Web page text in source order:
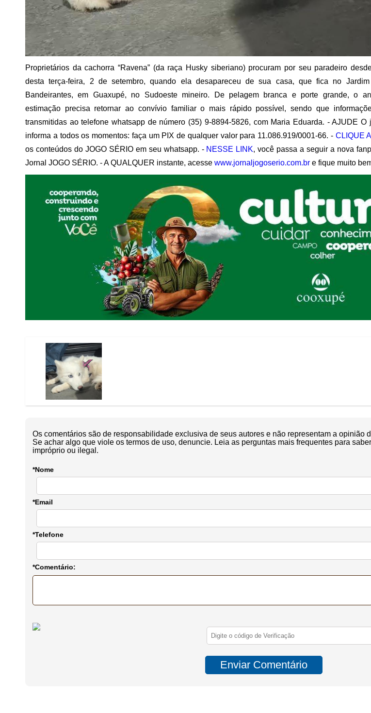
Proprietários da cachorra “Ravena” (da raça Husky siberiano) procuram por seu paradeiro
desta terça-feira, 2 de setembro, quando ela desapareceu de sua casa, que fica no
Bandeirantes, em Guaxupé, no Sudoeste mineiro. De pelagem branca e porte grande, o
estimação precisa retornar ao convívio familiar o mais rápido possível, sendo que
transmitidas ao telefone whatsapp de número (35) 9-8894-5826, com Maria Eduarda. - AJUDE O
informa a todos os momentos: faça um PIX de qualquer valor para 11.086.919/0001-66. - CLIQUE
os conteúdos do JOGO SÉRIO em seu whatsapp. - NESSE LINK, você passa a seguir a nova
Jornal JOGO SÉRIO. - A QUALQUER instante, acesse www.jornaljogoserio.com.br e fique muito
Os comentários são de responsabilidade exclusiva de seus autores e não representam a opinião
Se achar algo que viole os termos de uso, denuncie. Leia as perguntas mais frequentes para
impróprio ou ilegal.
*Nome
*Email
*Telefone
*Comentário: